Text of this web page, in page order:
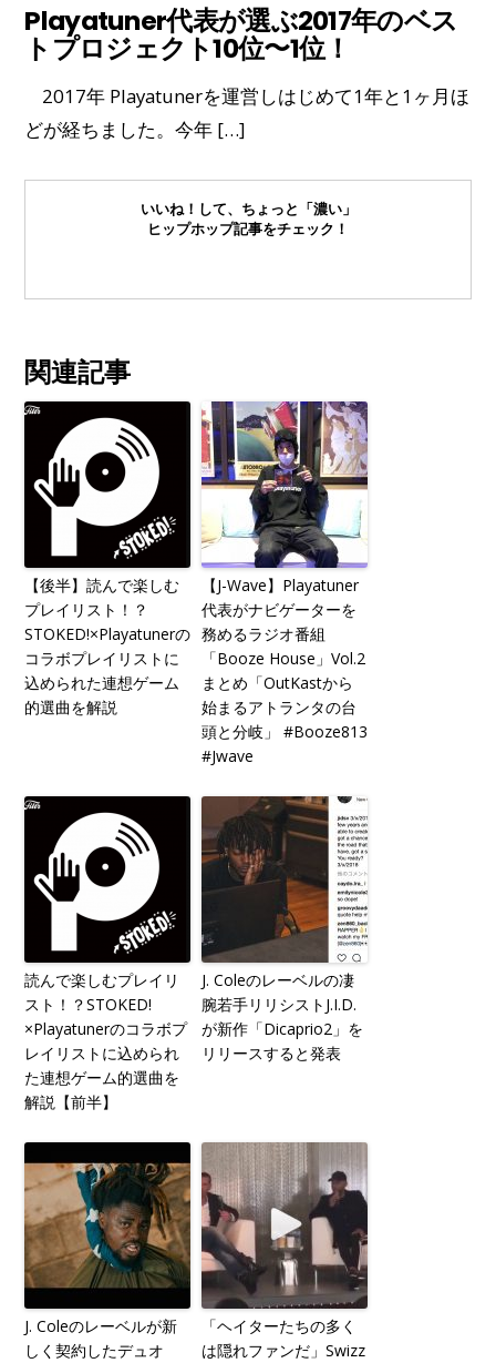
Playatuner代表が選ぶ2017年のベス
トプロジェクト10位〜1位！
2017年 Playatunerを運営しはじめて1年と1ヶ月ほ
どが経ちました。今年 […]
いいね！して、ちょっと「濃い」
ヒップホップ記事をチェック！
関連記事
【後半】読んで楽しむ
プレイリスト！？
STOKED!×Playatunerの
コラボプレイリストに
込められた連想ゲーム
的選曲を解説
【J-Wave】Playatuner
代表がナビゲーターを
務めるラジオ番組
「Booze House」Vol.2
まとめ「OutKastから
始まるアトランタの台
頭と分岐」 #Booze813
#Jwave
読んで楽しむプレイリ
スト！？STOKED!
×Playatunerのコラボプ
レイリストに込められ
た連想ゲーム的選曲を
解説【前半】
J. Coleのレーベルの凄
腕若手リリシストJ.I.D.
が新作「Dicaprio2」を
リリースすると発表
J. Coleのレーベルが新
しく契約したデュオ
「ヘイターたちの多く
は隠れファンだ」Swizz